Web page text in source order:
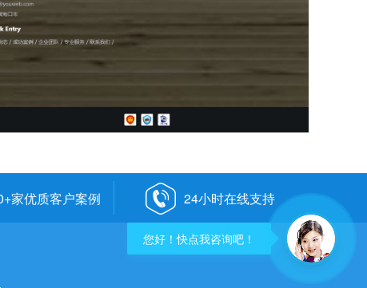
家优质客户案例 24小时在线支持
您好！快点我咨询吧！